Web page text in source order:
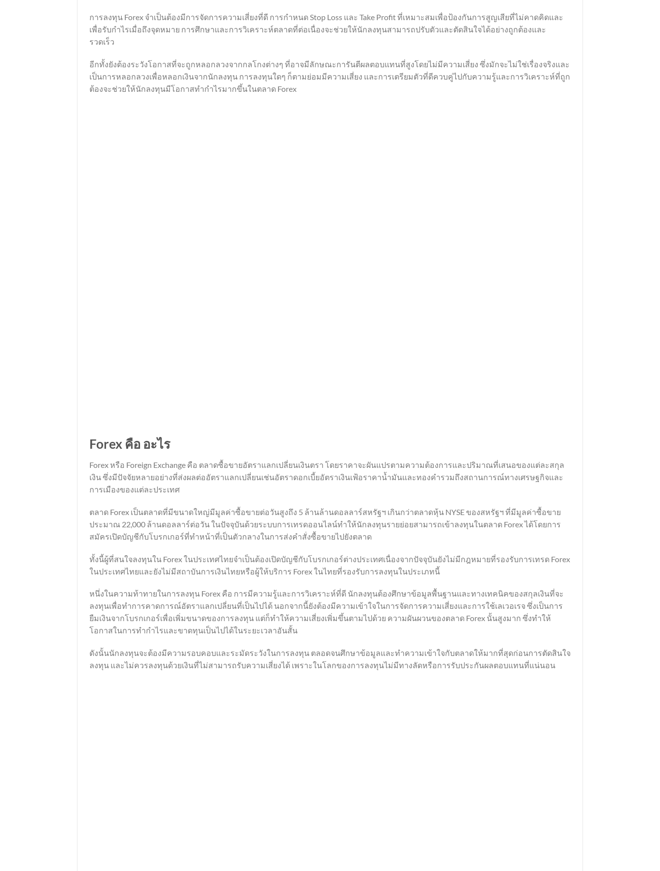
การลงทุน Forex จำเป็นต้องมีการจัดการความเสี่ยงที่ดี การกำหนด Stop Loss และ Take Profit ที่เหมาะสมเพื่อป้องกันการสูญเสียที่ไม่คาดคิดและ
เพื่อรับกำไรเมื่อถึงจุดหมาย การศึกษาและการวิเคราะห์ตลาดที่ต่อเนื่องจะช่วยให้นักลงทุนสามารถปรับตัวและตัดสินใจได้อย่างถูกต้องและ
รวดเร็ว
อีกทั้งยังต้องระวังโอกาสที่จะถูกหลอกลวงจากกลโกงต่างๆ ที่อาจมีลักษณะการันตีผลตอบแทนที่สูงโดยไม่มีความเสี่ยง ซึ่งมักจะไม่ใช่เรื่องจริงและ
เป็นการหลอกลวงเพื่อหลอกเงินจากนักลงทุน การลงทุนใดๆ ก็ตามย่อมมีความเสี่ยง และการเตรียมตัวที่ดีควบคู่ไปกับความรู้และการวิเคราะห์ที่ถูก
ต้องจะช่วยให้นักลงทุนมีโอกาสทำกำไรมากขึ้นในตลาด Forex
Forex คือ อะไร
Forex หรือ Foreign Exchange คือ ตลาดซื้อขายอัตราแลกเปลี่ยนเงินตรา โดยราคาจะผันแปรตามความต้องการและปริมาณที่เสนอของแต่ละสกุล
เงิน ซึ่งมีปัจจัยหลายอย่างที่ส่งผลต่ออัตราแลกเปลี่ยนเช่นอัตราดอกเบี้ยอัตราเงินเฟ้อราคาน้ำมันและทองคำรวมถึงสถานการณ์ทางเศรษฐกิจและ
การเมืองของแต่ละประเทศ
ตลาด Forex เป็นตลาดที่มีขนาดใหญ่มีมูลค่าซื้อขายต่อวันสูงถึง 5 ล้านล้านดอลลาร์สหรัฐฯ เกินกว่าตลาดหุ้น NYSE ของสหรัฐฯ ที่มีมูลค่าซื้อขาย
ประมาณ 22,000 ล้านดอลลาร์ต่อวัน ในปัจจุบันด้วยระบบการเทรดออนไลน์ทำให้นักลงทุนรายย่อยสามารถเข้าลงทุนในตลาด Forex ได้โดยการ
สมัครเปิดบัญชีกับโบรกเกอร์ที่ทำหน้าที่เป็นตัวกลางในการส่งคำสั่งซื้อขายไปยังตลาด
ทั้งนี้ผู้ที่สนใจลงทุนใน Forex ในประเทศไทยจำเป็นต้องเปิดบัญชีกับโบรกเกอร์ต่างประเทศเนื่องจากปัจจุบันยังไม่มีกฎหมายที่รองรับการเทรด Forex
ในประเทศไทยและยังไม่มีสถาบันการเงินไทยหรือผู้ให้บริการ Forex ในไทยที่รองรับการลงทุนในประเภทนี้
หนึ่งในความท้าทายในการลงทุน Forex คือ การมีความรู้และการวิเคราะห์ที่ดี นักลงทุนต้องศึกษาข้อมูลพื้นฐานและทางเทคนิคของสกุลเงินที่จะ
ลงทุนเพื่อทำการคาดการณ์อัตราแลกเปลี่ยนที่เป็นไปได้ นอกจากนี้ยังต้องมีความเข้าใจในการจัดการความเสี่ยงและการใช้เลเวอเรจ ซึ่งเป็นการ
ยืมเงินจากโบรกเกอร์เพื่อเพิ่มขนาดของการลงทุน แต่ก็ทำให้ความเสี่ยงเพิ่มขึ้นตามไปด้วย ความผันผวนของตลาด Forex นั้นสูงมาก ซึ่งทำให้
โอกาสในการทำกำไรและขาดทุนเป็นไปได้ในระยะเวลาอันสั้น
ดังนั้นนักลงทุนจะต้องมีความรอบคอบและระมัดระวังในการลงทุน ตลอดจนศึกษาข้อมูลและทำความเข้าใจกับตลาดให้มากที่สุดก่อนการตัดสินใจ
ลงทุน และไม่ควรลงทุนด้วยเงินที่ไม่สามารถรับความเสี่ยงได้ เพราะในโลกของการลงทุนไม่มีทางลัดหรือการรับประกันผลตอบแทนที่แน่นอน